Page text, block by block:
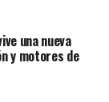
el
una
Sin
con
una nueva
y motores de